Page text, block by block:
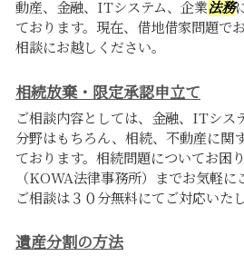
動産、金融、ITシステム、企業法務
ております。現在、借地借家問題で
相談にお越しください。
相続放棄・限定承認申立て
ご相談内容としては、金融、ITシス
分野はもちろん、相続、不動産に関
ております。相続問題についてお困
（KOWA法律事務所）までお気軽
ご相談は３０分無料にてご対応いたし
遺産分割の方法